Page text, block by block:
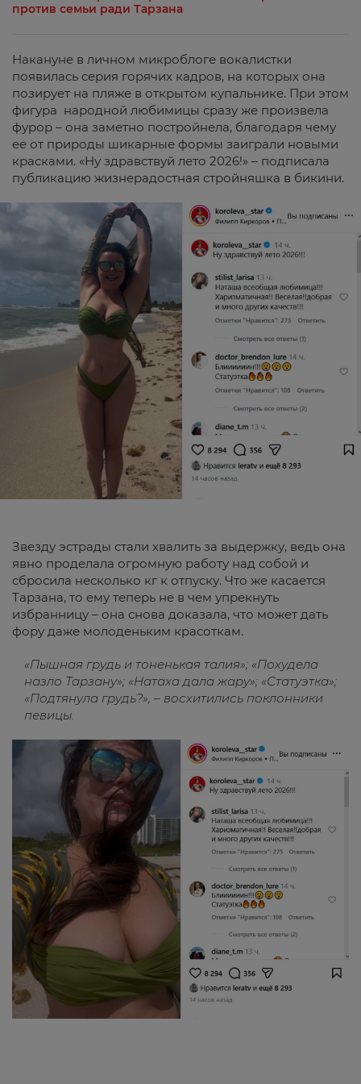
против семьи ради Тарзана
Накануне в личном микроблоге вокалистки
появилась серия горячих кадров, на которых она
позирует на пляже в открытом купальнике. При этом
фигура народной любимицы сразу же произвела
фурор – она заметно постройнела, благодаря чему
ее от природы шикарные формы заиграли новыми
красками. «Ну здравствуй лето 2026!» – подписала
публикацию жизнерадостная стройняшка в бикини.
Звезду эстрады стали хвалить за выдержку, ведь она
явно проделала огромную работу над собой и
сбросила несколько кг к отпуску. Что же касается
Тарзана, то ему теперь не в чем упрекнуть
избранницу – она снова доказала, что может дать
фору даже молоденьким красоткам.
«Пышная грудь и тоненькая талия»; «Похудела
назло Тарзану»; «Натаха дала жару»; «Статуэтка»;
«Подтянула грудь?», – восхитились поклонники
певицы.